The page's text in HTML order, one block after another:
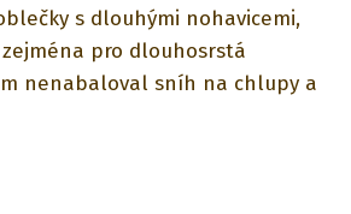
s dlouhými nohavicemi,
pro dlouhosrstá
nenabaloval sníh na chlupy a